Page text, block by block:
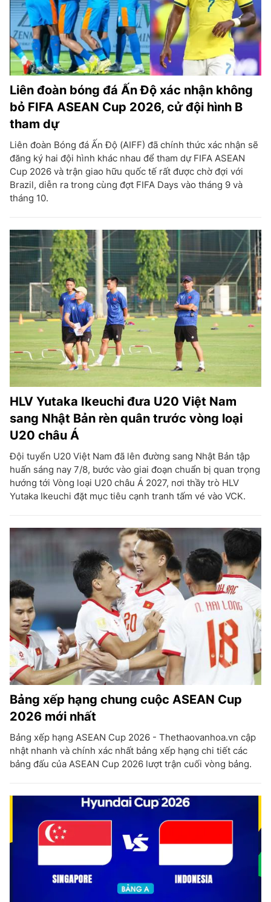
Liên đoàn bóng đá Ấn Độ xác nhận không
bỏ FIFA ASEAN Cup 2026, cử đội hình B
tham dự
Liên đoàn Bóng đá Ấn Độ (AIFF) đã chính thức xác nhận sẽ
đăng ký hai đội hình khác nhau để tham dự FIFA ASEAN
Cup 2026 và trận giao hữu quốc tế rất được chờ đợi với
Brazil, diễn ra trong cùng đợt FIFA Days vào tháng 9 và
tháng 10.
HLV Yutaka Ikeuchi đưa U20 Việt Nam
sang Nhật Bản rèn quân trước vòng loại
U20 châu Á
Đội tuyển U20 Việt Nam đã lên đường sang Nhật Bản tập
huấn sáng nay 7/8, bước vào giai đoạn chuẩn bị quan trọng
hướng tới Vòng loại U20 châu Á 2027, nơi thầy trò HLV
Yutaka Ikeuchi đặt mục tiêu cạnh tranh tấm vé vào VCK.
Bảng xếp hạng chung cuộc ASEAN Cup
2026 mới nhất
Bảng xếp hạng ASEAN Cup 2026 - Thethaovanhoa.vn cập
nhật nhanh và chính xác nhất bảng xếp hạng chi tiết các
bảng đấu của ASEAN Cup 2026 lượt trận cuối vòng bảng.